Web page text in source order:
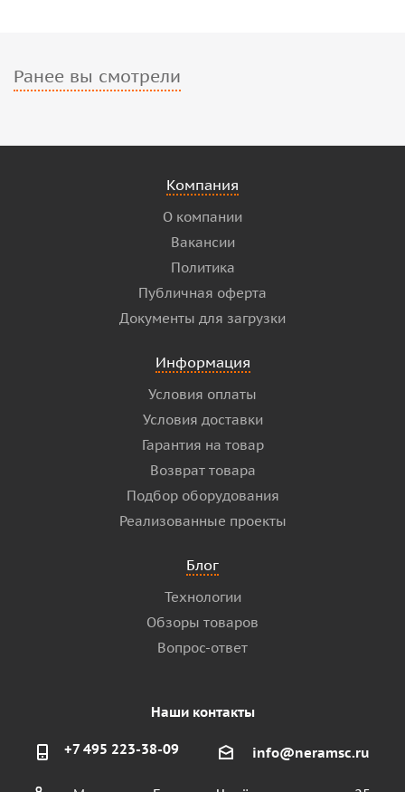
Ранее вы смотрели
Компания
О компании
Вакансии
Политика
Публичная оферта
Документы для загрузки
Информация
Условия оплаты
Условия доставки
Гарантия на товар
Возврат товара
Подбор оборудования
Реализованные проекты
Блог
Технологии
Обзоры товаров
Вопрос-ответ
Наши контакты
+7 495 223-38-09 info@neramsc.ru